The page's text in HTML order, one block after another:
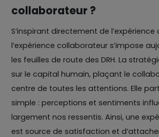
collaborateur ?
S’inspirant directement de l’expérience
l’expérience collaborateur s’impose
les feuilles de route des DRH. La
sur le capital humain, plaçant le
centre de toutes les attentions. Elle
simple : perceptions et sentiments
largement nos ressentis. Ainsi, une
est source de satisfaction et